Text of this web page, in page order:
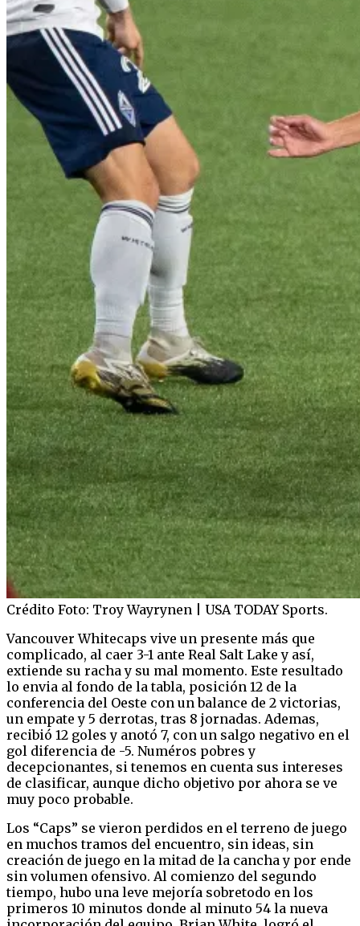
Crédito Foto: Troy Wayrynen | USA TODAY Sports.
Vancouver Whitecaps vive un presente más que
complicado, al caer 3-1 ante Real Salt Lake y así,
extiende su racha y su mal momento. Este resultado
lo envia al fondo de la tabla, posición 12 de la
conferencia del Oeste con un balance de 2 victorias,
un empate y 5 derrotas, tras 8 jornadas. Ademas,
recibió 12 goles y anotó 7, con un salgo negativo en el
gol diferencia de -5. Numéros pobres y
decepcionantes, si tenemos en cuenta sus intereses
de clasificar, aunque dicho objetivo por ahora se ve
muy poco probable.
Los “Caps” se vieron perdidos en el terreno de juego
en muchos tramos del encuentro, sin ideas, sin
creación de juego en la mitad de la cancha y por ende
sin volumen ofensivo. Al comienzo del segundo
tiempo, hubo una leve mejoría sobretodo en los
primeros 10 minutos donde al minuto 54 la nueva